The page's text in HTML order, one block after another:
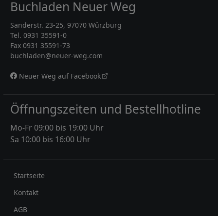
Buchladen Neuer Weg
Sanderstr. 23-25, 97070 Würzburg
Tel. 0931 35591-0
Fax 0931 35591-73
buchladen@neuer-weg.com
Neuer Weg auf Facebook
Öffnungszeiten und Bestellhotline
Mo-Fr 09:00 bis 19:00 Uhr
Sa 10:00 bis 16:00 Uhr
Rechtliches
Startseite
Kontakt
AGB